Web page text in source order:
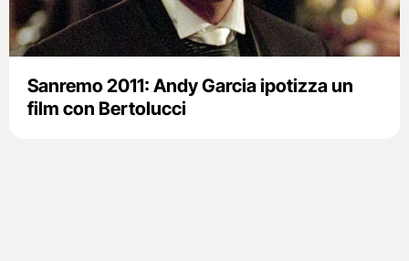
Sanremo 2011: Andy Garcia ipotizza un
film con Bertolucci